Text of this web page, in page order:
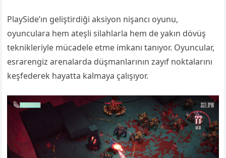
PlaySide’ın geliştirdiği aksiyon nişancı oyunu,
oyunculara hem ateşli silahlarla hem de yakın dövüş
teknikleriyle mücadele etme imkanı tanıyor. Oyuncular,
esrarengiz arenalarda düşmanlarının zayıf noktalarını
keşfederek hayatta kalmaya çalışıyor.